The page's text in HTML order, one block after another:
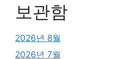
보관함
2026년 8월
2026년 7월